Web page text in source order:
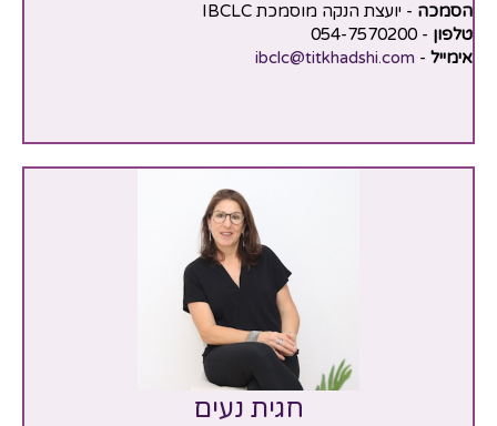
הסמכה - יועצת הנקה מוסמכת IBCLC
טלפון - 054-7570200
אימייל -
ibclc@titkhadshi.com
חגית נעים